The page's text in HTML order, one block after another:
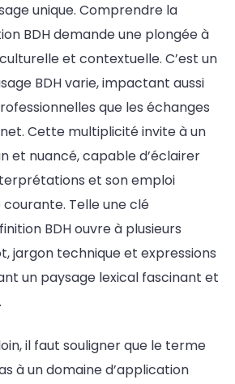
unique. Comprendre la
BDH demande une plongée à
et contextuelle. C’est un
BDH varie, impactant aussi
que les échanges
Cette multiplicité invite à un
et nuancé, capable d’éclairer
et son emploi
Telle une clé
BDH ouvre à plusieurs
jargon technique et expressions
un paysage lexical fascinant et
il faut souligner que le terme
à un domaine d’application